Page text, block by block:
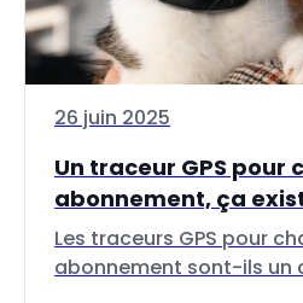
26 juin 2025
Un traceur GPS pour
abonnement, ça
Les traceurs GPS pour
abonnement sont-ils un